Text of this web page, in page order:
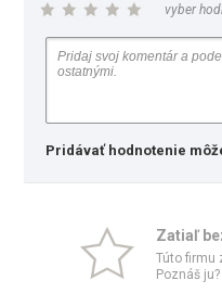
vyber
Pridávať hodnotenie
Zatiaľ
Túto firmu
Poznáš